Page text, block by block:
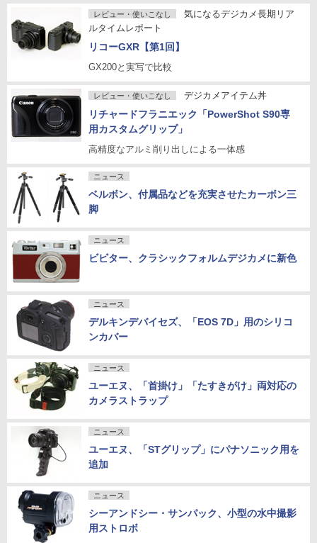
レビュー・使いこなし
気になるデジカメ長期リア
ルタイムレポート
リコーGXR【第1回】
GX200と実写で比較
レビュー・使いこなし デジカメアイテム丼
リチャードフラニエック「PowerShot S90専
用カスタムグリップ」
高精度なアルミ削り出しによる一体感
ニュース
ベルボン、付属品などを充実させたカーボン三
脚
ニュース
ビビター、クラシックフォルムデジカメに新色
ニュース
デルキンデバイセズ、「EOS 7D」用のシリコ
ンカバー
ニュース
ユーエヌ、「首掛け」「たすきがけ」両対応の
カメラストラップ
ニュース
ユーエヌ、「STグリップ」にパナソニック用を
追加
ニュース
シーアンドシー・サンパック、小型の水中撮影
用ストロボ